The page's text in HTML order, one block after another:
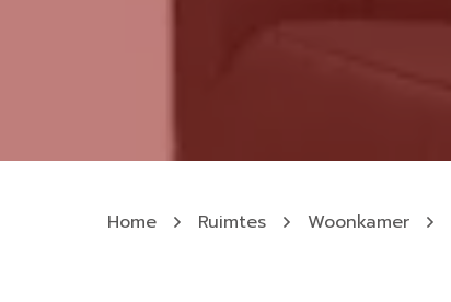
Home Ruimtes Woonkamer